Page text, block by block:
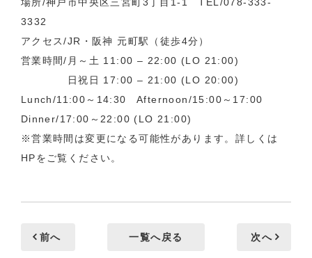
3332
アクセス/JR・阪神 元町駅（徒歩4分）
営業時間/月～土 11:00 – 22:00 (LO 21:00)
日祝日 17:00 – 21:00 (LO 20:00)
Lunch/11:00～14:30 Afternoon/15:00～17:00
Dinner/17:00～22:00 (LO 21:00)
※営業時間は変更になる可能性があります。詳しくは
HPをご覧ください。
前へ 一覧へ戻る 次へ